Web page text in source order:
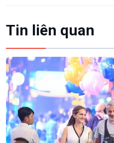
Tin liên quan